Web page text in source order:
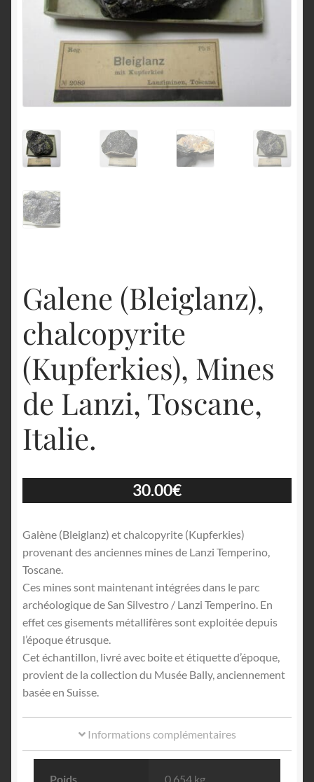
Galene (Bleiglanz),
chalcopyrite
(Kupferkies), Mines
de Lanzi, Toscane,
Italie.
30.00€
Galène (Bleiglanz) et chalcopyrite (Kupferkies)
provenant des anciennes mines de Lanzi Temperino,
Toscane.
Ces mines sont maintenant intégrées dans le parc
archéologique de San Silvestro / Lanzi Temperino. En
effet ces gisements métallifères sont exploitée depuis
l’époque étrusque.
Cet échantillon, livré avec boite et étiquette d’époque,
provient de la collection du Musée Bally, anciennement
basée en Suisse.
Informations complémentaires
Poids 0.654 kg